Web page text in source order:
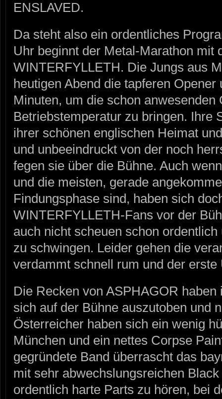
ENSLAVED.
Da steht also ein ordentliches
Uhr beginnt der Metal-Marathon mit
WINTERFYLLETH. Die Jungs aus
heutigen Abend die tapferen Opener
Minuten, um die schon anwesenden
Betriebstemperatur zu bringen. Ihre
ihrer schönen englischen Heimat
und unbeeindruckt von der noch
fegen sie über die Bühne. Auch
und die meisten, gerade
Findungsphase sind, haben sich
WINTERFYLLETH-Fans vor der
auch nicht scheuen schon
zu schwingen. Leider gehen die
verdammt schnell rum und der erste
Die Recken von ASPHAGOR
sich auf der Bühne auszutoben und
Österreicher haben sich ein wenig
München und ein nettes Corpse
gegründete Band überrascht das
mit sehr abwechslungsreichen
ordentlich harte Parts zu hören, bei